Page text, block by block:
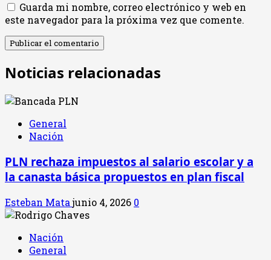
Guarda mi nombre, correo electrónico y web en
este navegador para la próxima vez que comente.
Noticias relacionadas
General
Nación
PLN rechaza impuestos al salario escolar y a
la canasta básica propuestos en plan fiscal
Esteban Matajunio 4, 2026 0
Nación
General